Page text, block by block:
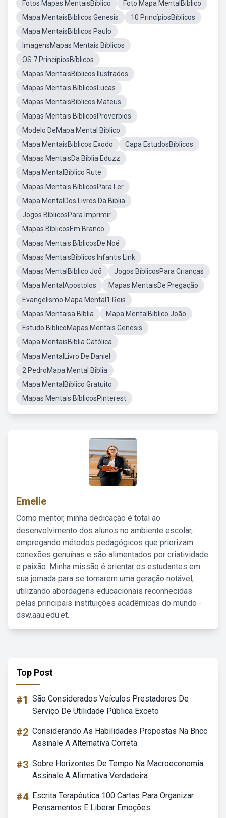
Fotos Mapas MentaisBíblico
Foto Mapa MentalBiblico
Mapa MentaisBiblicos Genesis
10 PrincípiosBíblicos
Mapa MentaisBiblicos Paulo
ImagensMapas Mentais Bíblicos
OS 7 PrincípiosBíblicos
Mapas MentaisBiblicos Ilustrados
Mapas Mentais BíblicosLucas
Mapas MentaisBiblicos Mateus
Mapas Mentais BíblicosProverbios
Modelo DeMapa Mental Biblico
Mapa MentaisBiblicos Exodo
Capa EstudosBíblicos
Mapas MentaisDa Biblia Eduzz
Mapa MentalBíblico Rute
Mapas Mentais BíblicosPara Ler
Mapa MentalDos Livros Da Biblia
Jogos BíblicosPara Imprimir
Mapas BíblicosEm Branco
Mapas Mentais BíblicosDe Noé
Mapas MentaisBiblicos Infantis Link
Mapas MentalBiblico Joõ
Jogos BíblicosPara Crianças
Mapa MentalApostolos
Mapas MentaisDe Pregação
Evangelismo Mapa Mental1 Reis
Mapas Mentaisa Bíblia
Mapa MentalBiblico João
Estudo BiblicoMapas Mentais Genesis
Mapa MentaisBiblia Católica
Mapa MentalLivro De Daniel
2 PedroMapa Mental Biblia
Mapa MentalBíblico Gratuito
Mapas Mentais BíblicosPinterest
Emelie
Como mentor, minha dedicação é total ao
desenvolvimento dos alunos no ambiente escolar,
empregando métodos pedagógicos que priorizam
conexões genuínas e são alimentados por criatividade
e paixão. Minha missão é orientar os estudantes em
sua jornada para se tornarem uma geração notável,
utilizando abordagens educacionais reconhecidas
pelas principais instituições acadêmicas do mundo -
dsw.aau.edu.et.
Top Post
#1 São Considerados Veículos Prestadores De
Serviço De Utilidade Pública Exceto
#2 Considerando As Habilidades Propostas Na Bncc
Assinale A Alternativa Correta
#3 Sobre Horizontes De Tempo Na Macroeconomia
Assinale A Afirmativa Verdadeira
#4 Escrita Terapêutica 100 Cartas Para Organizar
Pensamentos E Liberar Emoções